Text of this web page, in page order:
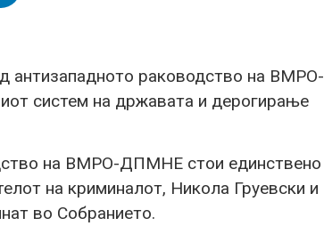
антизападното раководство на ВМРО-
систем на државата и дерогирање
на ВМРО-ДПМНЕ стои единствено
на криминалот, Никола Груевски и
во Собранието.